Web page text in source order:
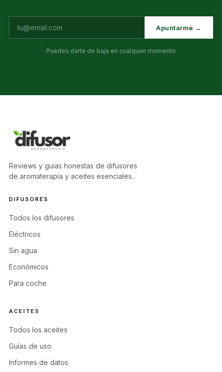
Apuntarme →
Puedes darte de baja en cualquier momento
Reviews y guías honestas de difusores
de aromaterapia y aceites esenciales.
DIFUSORES
Todos los difusores
Eléctricos
Sin agua
Económicos
Para coche
ACEITES
Todos los aceites
Guías de uso
Informes de datos